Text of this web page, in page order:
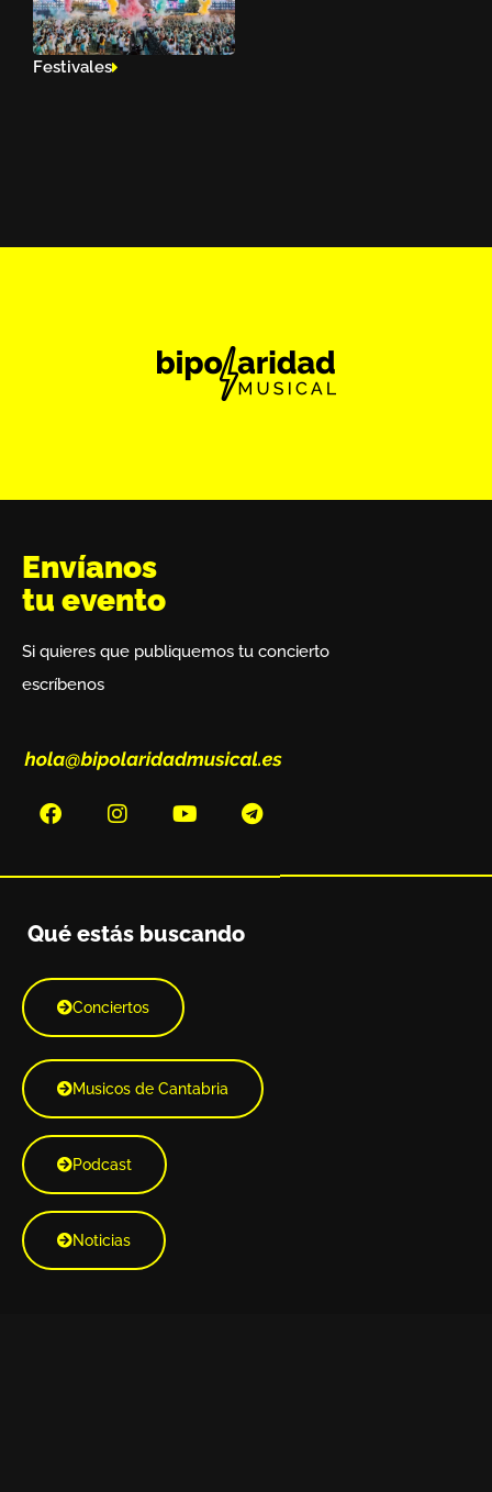
Festivales
Envíanos
tu evento
Si quieres que publiquemos tu concierto
escríbenos
Qué estás buscando
Conciertos
Musicos de Cantabria
Podcast
Noticias